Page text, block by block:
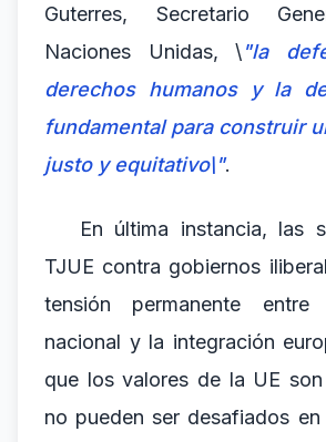
Guterres, Secretario
Naciones Unidas, \"la
derechos humanos y la
fundamental para construir
justo y equitativo\".
En última instancia, las
TJUE contra gobiernos
tensión permanente
nacional y la integración
que los valores de la UE
no pueden ser desafiados